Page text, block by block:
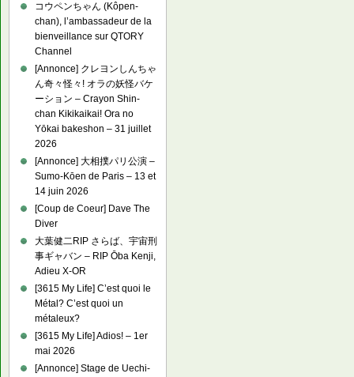
コウペンちゃん (Kôpen-
chan), l’ambassadeur de la
bienveillance sur QTORY
Channel
[Annonce] クレヨンしんちゃ
ん奇々怪々! オラの妖怪バケ
ーション – Crayon Shin-
chan Kikikaikai! Ora no
Yōkai bakeshon – 31 juillet
2026
[Annonce] 大相撲パリ公演 –
Sumo-Kōen de Paris – 13 et
14 juin 2026
[Coup de Coeur] Dave The
Diver
大葉健二RIP さらば、宇宙刑
事ギャバン – RIP Ōba Kenji,
Adieu X-OR
[3615 My Life] C’est quoi le
Métal? C’est quoi un
métaleux?
[3615 My Life] Adios! – 1er
mai 2026
[Annonce] Stage de Uechi-